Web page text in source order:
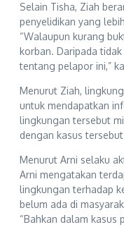
Selain Tisha, Ziah
penyelidikan yang
“Walaupun kurang
korban. Daripada
tentang pelapor ini,”
Menurut Ziah,
untuk mendapatkan
lingkungan tersebut
dengan kasus
Menurut Arni selaku
Arni mengatakan
lingkungan terhadap
belum ada di
“Bahkan dalam kasus